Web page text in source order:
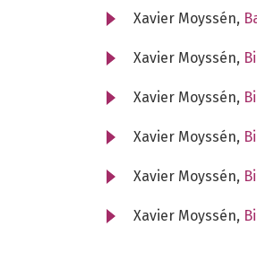
Xavier Moyssén,
Xavier Moyssén,
Xavier Moyssén,
Xavier Moyssén,
Xavier Moyssén,
Xavier Moyssén,